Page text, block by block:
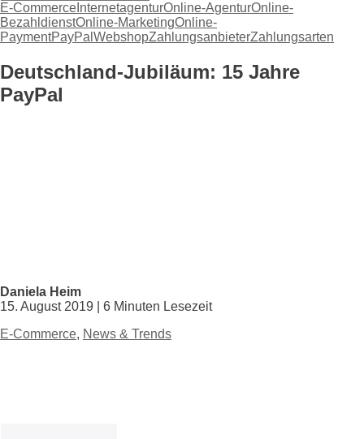
E-Commerce InternetagenturOnline-AgenturOnline-
BezahldienstOnline-MarketingOnline-
PaymentPayPal WebshopZahlungsanbieterZahlungsarten
Deutschland-Jubiläum: 15 Jahre
PayPal
Daniela Heim
15. August 2019 | 6 Minuten Lesezeit
E-Commerce, News & Trends